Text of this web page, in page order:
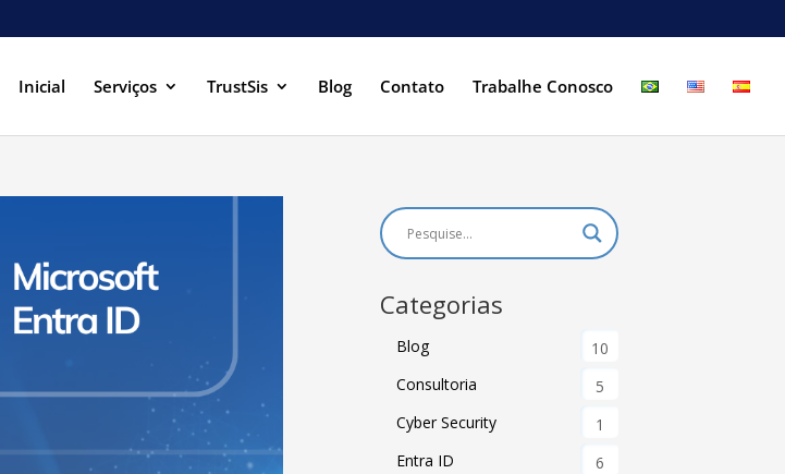
Inicial Serviços TrustSis Blog Contato Trabalhe Conosco
Categorias
Blog
10
Consultoria
5
Cyber Security
1
Entra ID
6